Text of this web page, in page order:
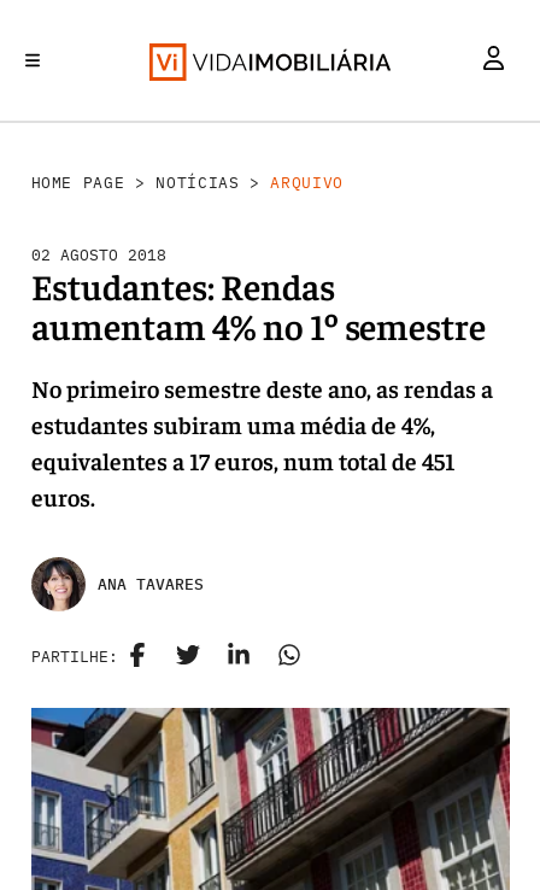
HOME PAGE > NOTÍCIAS >ARQUIVO
02 AGOSTO 2018
Estudantes: Rendas
aumentam 4% no 1º semestre
No primeiro semestre deste ano, as rendas a
estudantes subiram uma média de 4%,
equivalentes a 17 euros, num total de 451
euros.
ANA TAVARES
PARTILHE: